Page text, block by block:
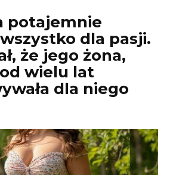
potajemnie
dla pasji.
że jego żona,
wielu lat
dla niego